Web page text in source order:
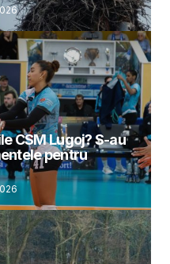
CSM Lugoj? S-au
pentru